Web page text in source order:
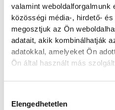
valamint weboldalforgalmunk
közösségi média-, hirdető-
megosztjuk az Ön
adatait, akik kombinálhatják
adatokkal, amelyeket Ön
Ön által használt más
Elengedhetetlen